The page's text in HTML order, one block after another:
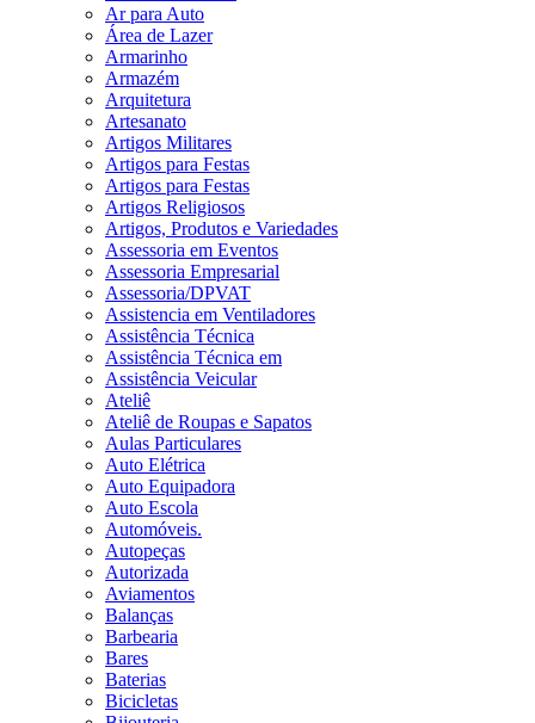
Ar para Auto
Área de Lazer
Armarinho
Armazém
Arquitetura
Artesanato
Artigos Militares
Artigos para Festas
Artigos para Festas
Artigos Religiosos
Artigos, Produtos e Variedades
Assessoria em Eventos
Assessoria Empresarial
Assessoria/DPVAT
Assistencia em Ventiladores
Assistência Técnica
Assistência Técnica em
Assistência Veicular
Ateliê
Ateliê de Roupas e Sapatos
Aulas Particulares
Auto Elétrica
Auto Equipadora
Auto Escola
Automóveis.
Autopeças
Autorizada
Aviamentos
Balanças
Barbearia
Bares
Baterias
Bicicletas